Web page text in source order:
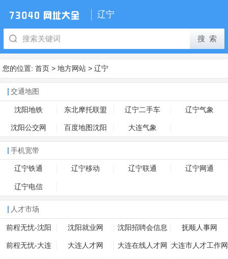
辽宁
您的位置: 首页 > 地方网站 > 辽宁
交通地图
沈阳地铁 东北摩托联盟 辽宁二手车 辽宁气象
沈阳公交网 百度地图沈阳 大连气象
手机宽带
辽宁铁通 辽宁移动 辽宁联通 辽宁网通
辽宁电信
人才市场
前程无忧-沈阳 沈阳就业网 沈阳招聘会信息 抚顺人事网
前程无忧-大连 大连人才网 大连在线人才网 大连市人才工作网